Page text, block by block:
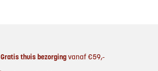
Gratis thuis bezorgingvanaf €59,-